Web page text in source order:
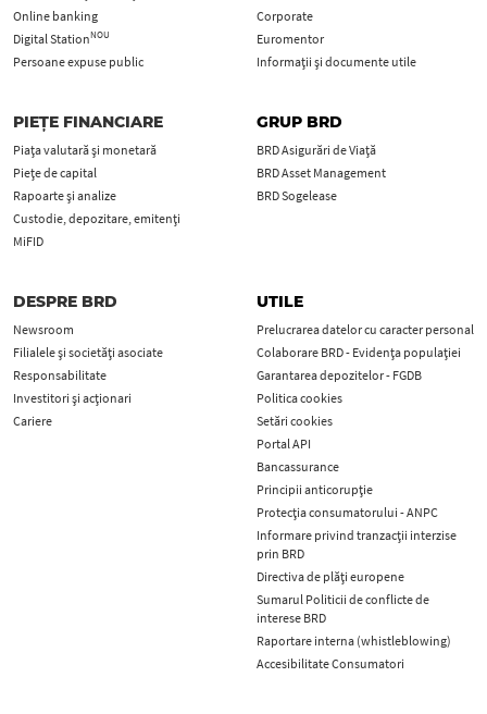
Online banking
Digital StationNOU
Persoane expuse public
Corporate
Euromentor
Informații și documente utile
PIEȚE FINANCIARE
Piața valutară și monetară
Piețe de capital
Rapoarte și analize
Custodie, depozitare, emitenți
MiFID
GRUP BRD
BRD Asigurări de Viață
BRD Asset Management
BRD Sogelease
DESPRE BRD
Newsroom
Filialele și societăți asociate
Responsabilitate
Investitori și acționari
Cariere
UTILE
Prelucrarea datelor cu caracter personal
Colaborare BRD - Evidența populației
Garantarea depozitelor - FGDB
Politica cookies
Setări cookies
Portal API
Bancassurance
Principii anticorupţie
Protecţia consumatorului - ANPC
Informare privind tranzacții interzise
prin BRD
Directiva de plăți europene
Sumarul Politicii de conflicte de
interese BRD
Raportare interna (whistleblowing)
Accesibilitate Consumatori